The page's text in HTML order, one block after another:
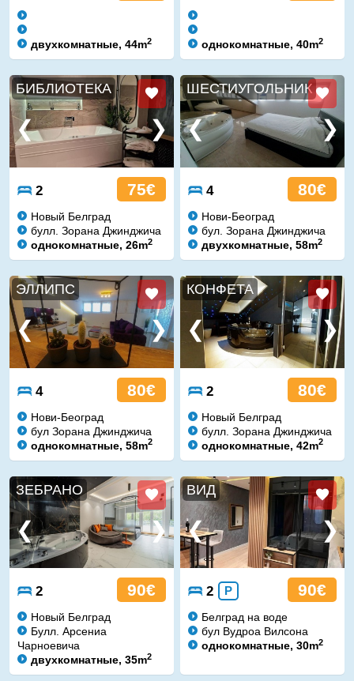
двухкомнатные, 44m2 однокомнатные, 40m2
БИБЛИОТЕКА
2 75€
Новый Белград
булл. Зорана Джинджича
однокомнатные, 26m2
ШЕСТИУГОЛЬНИК
4 80€
Нови-Београд
бул. Зорана Джинджича
двухкомнатные, 58m2
ЭЛЛИПС
4 80€
Нови-Београд
бул Зорана Джинджича
однокомнатные, 58m2
КОНФЕТА
2 80€
Новый Белград
булл. Зорана Джинджича
однокомнатные, 42m2
ЗЕБРАНО
2 90€
Новый Белград
Булл. Арсениa
Чарноевичa
двухкомнатные, 35m2
ВИД
2 P 90€
Белград на воде
бул Вудроа Вилсона
однокомнатные, 30m2